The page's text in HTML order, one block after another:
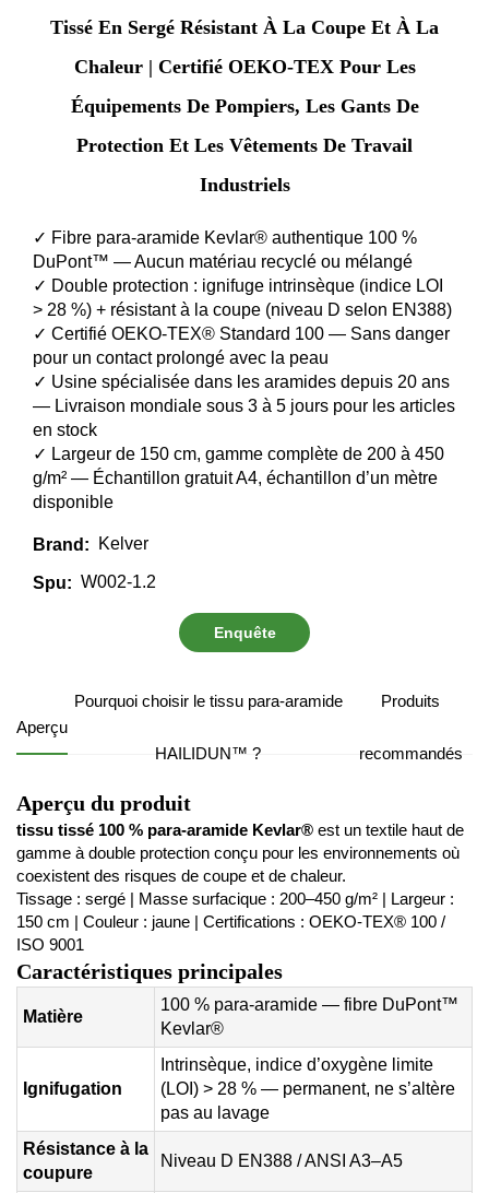
Tissé En Sergé Résistant À La Coupe Et À La
Chaleur | Certifié OEKO-TEX Pour Les
Équipements De Pompiers, Les Gants De
Protection Et Les Vêtements De Travail
Industriels
✓ Fibre para-aramide Kevlar® authentique 100 %
DuPont™ — Aucun matériau recyclé ou mélangé
✓ Double protection : ignifuge intrinsèque (indice LOI
> 28 %) + résistant à la coupe (niveau D selon EN388)
✓ Certifié OEKO-TEX® Standard 100 — Sans danger
pour un contact prolongé avec la peau
✓ Usine spécialisée dans les aramides depuis 20 ans
— Livraison mondiale sous 3 à 5 jours pour les articles
en stock
✓ Largeur de 150 cm, gamme complète de 200 à 450
g/m² — Échantillon gratuit A4, échantillon d’un mètre
disponible
Brand: Kelver
Spu: W002-1.2
Enquête
Aperçu
Pourquoi choisir le tissu para-aramide
HAILIDUN™ ?
Produits
recommandés
Aperçu du produit
tissu tissé 100 % para-aramide Kevlar® est un textile haut de
gamme à double protection conçu pour les environnements où
coexistent des risques de coupe et de chaleur.
Tissage : sergé | Masse surfacique : 200–450 g/m² | Largeur :
150 cm | Couleur : jaune | Certifications : OEKO-TEX® 100 /
ISO 9001
Caractéristiques principales
Matière
100 % para-aramide — fibre DuPont™
Kevlar®
Ignifugation
Intrinsèque, indice d’oxygène limite
(LOI) > 28 % — permanent, ne s’altère
pas au lavage
Résistance à la
coupure
Niveau D EN388 / ANSI A3–A5